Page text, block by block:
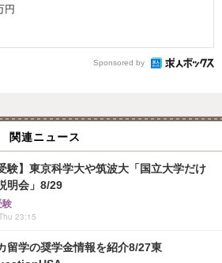
円
Sponsored by
関連ニュース
験】東京科学大や筑波大「国立大学だけ
明会」8/29
験
23:15
留学の奨学金情報を紹介8/27東